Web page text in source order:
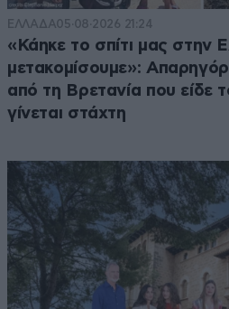
ΕΛΛΑΔΑ05·08·2026 21:24
«Κάηκε το σπίτι μας στην
μετακομίσουμε»:
από τη Βρετανία που είδε
γίνεται στάχτη